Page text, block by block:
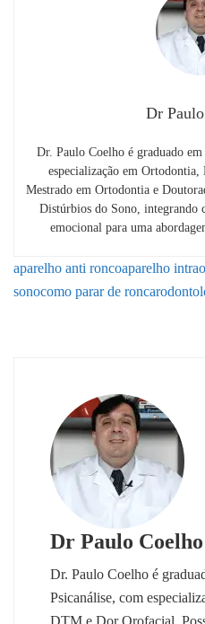
Dr
Dr. Paulo Coelho é graduado
especialização em
Mestrado em Ortodontia e
Distúrbios do Sono, integrando
emocional para uma
aparelho anti roncoaparelho
sonocomo parar de roncar
Dr Paulo Coelho
Dr. Paulo Coelho é
Psicanálise, com